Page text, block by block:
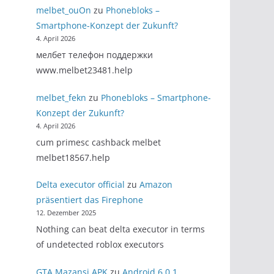
melbet_ouOn zu Phonebloks –
Smartphone-Konzept der Zukunft?
4. April 2026
мелбет телефон поддержки
www.melbet23481.help
melbet_fekn zu Phonebloks – Smartphone-
Konzept der Zukunft?
4. April 2026
cum primesc cashback melbet
melbet18567.help
Delta executor official zu Amazon
präsentiert das Firephone
12. Dezember 2025
Nothing can beat delta executor in terms
of undetected roblox executors